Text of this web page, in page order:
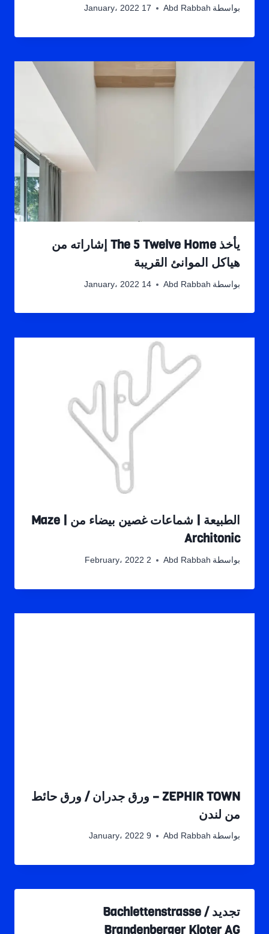
بواسطة Abd Rabbah 17 January، 2022
يأخذ The 5 Twelve Home إشاراته من
هياكل الموانئ القريبة
بواسطة Abd Rabbah 14 January، 2022
الطبيعة | شماعات غصين بيضاء من Maze |
Architonic
بواسطة Abd Rabbah 2 February، 2022
ZEPHIR TOWN – ورق جدران / ورق حائط
من لندن
بواسطة Abd Rabbah 9 January، 2022
تجديد Bachlettenstrasse /
Brandenberger Kloter AG